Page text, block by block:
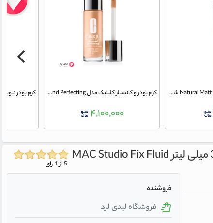
کرم پودر ایزادورا مدل Natural Matt oil free شماره 12 کرم پودر و کانسیلر کلینیک مدل Beyond Perfecting رنگ wn 24 cork حجم 30 میلی لیتر
۴,۱۰۰,۰۰۰
MAC Studio Fix Fluid
فروشنده
فروشگاه لیدی لرد